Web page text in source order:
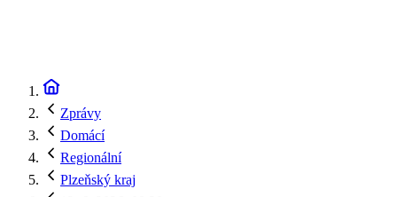
Zprávy
Domácí
Regionální
Plzeňský kraj